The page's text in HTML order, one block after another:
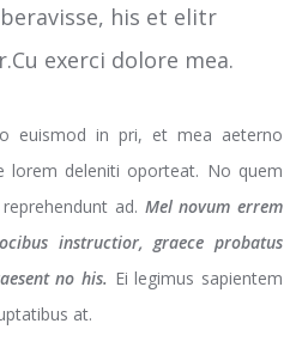
his et elitr
exerci dolore mea.
euismod in pri, et mea aeterno
lorem deleniti oporteat. No quem
ad. Mel novum errem
instructior, graece probatus
no his. Ei legimus sapientem
at.